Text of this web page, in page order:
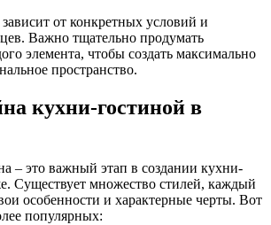
от конкретных условий и
Важно тщательно продумать
элемента, чтобы создать максимально
пространство.
кухни-гостиной в
– это важный этап в создании кухни-
Существует множество стилей, каждый
особенности и характерные черты. Вот
популярных: